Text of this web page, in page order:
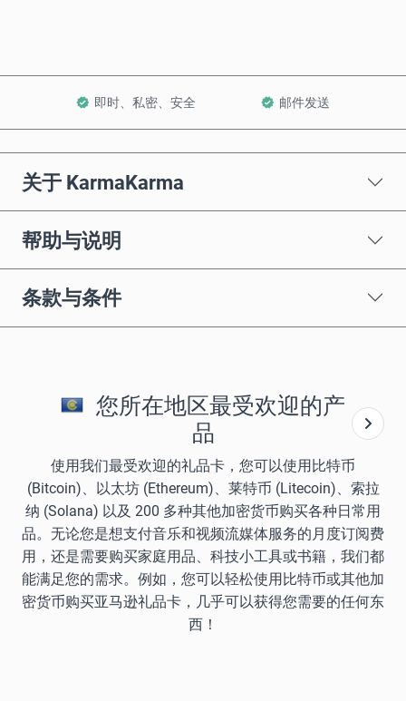
即时、私密、安全 邮件发送
关于 KarmaKarma
帮助与说明
条款与条件
您所在地区最受欢迎的产
品
使用我们最受欢迎的礼品卡，您可以使用比特币
(Bitcoin)、以太坊 (Ethereum)、莱特币 (Litecoin)、索拉
纳 (Solana) 以及 200 多种其他加密货币购买各种日常用
品。无论您是想支付音乐和视频流媒体服务的月度订阅费
用，还是需要购买家庭用品、科技小工具或书籍，我们都
能满足您的需求。例如，您可以轻松使用比特币或其他加
密货币购买亚马逊礼品卡，几乎可以获得您需要的任何东
西！